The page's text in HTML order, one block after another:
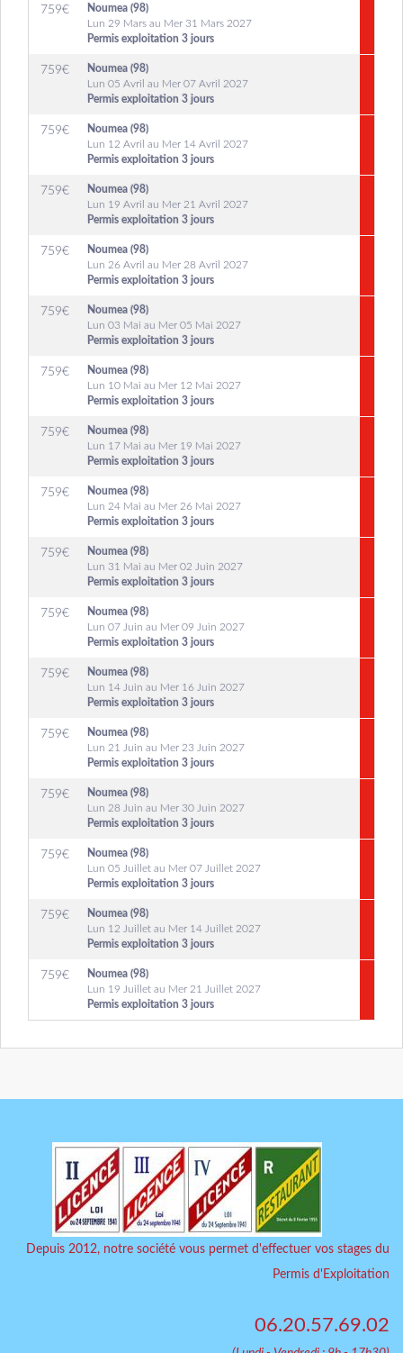
759€
Noumea (98)
Lun 29 Mars au Mer 31 Mars 2027
Permis exploitation 3 jours
759€
Noumea (98)
Lun 05 Avril au Mer 07 Avril 2027
Permis exploitation 3 jours
759€
Noumea (98)
Lun 12 Avril au Mer 14 Avril 2027
Permis exploitation 3 jours
759€
Noumea (98)
Lun 19 Avril au Mer 21 Avril 2027
Permis exploitation 3 jours
759€
Noumea (98)
Lun 26 Avril au Mer 28 Avril 2027
Permis exploitation 3 jours
759€
Noumea (98)
Lun 03 Mai au Mer 05 Mai 2027
Permis exploitation 3 jours
759€
Noumea (98)
Lun 10 Mai au Mer 12 Mai 2027
Permis exploitation 3 jours
759€
Noumea (98)
Lun 17 Mai au Mer 19 Mai 2027
Permis exploitation 3 jours
759€
Noumea (98)
Lun 24 Mai au Mer 26 Mai 2027
Permis exploitation 3 jours
759€
Noumea (98)
Lun 31 Mai au Mer 02 Juin 2027
Permis exploitation 3 jours
759€
Noumea (98)
Lun 07 Juin au Mer 09 Juin 2027
Permis exploitation 3 jours
759€
Noumea (98)
Lun 14 Juin au Mer 16 Juin 2027
Permis exploitation 3 jours
759€
Noumea (98)
Lun 21 Juin au Mer 23 Juin 2027
Permis exploitation 3 jours
759€
Noumea (98)
Lun 28 Juin au Mer 30 Juin 2027
Permis exploitation 3 jours
759€
Noumea (98)
Lun 05 Juillet au Mer 07 Juillet 2027
Permis exploitation 3 jours
759€
Noumea (98)
Lun 12 Juillet au Mer 14 Juillet 2027
Permis exploitation 3 jours
759€
Noumea (98)
Lun 19 Juillet au Mer 21 Juillet 2027
Permis exploitation 3 jours
Depuis 2012, notre société vous permet d'effectuer vos stages du
Permis d'Exploitation
06.20.57.69.02